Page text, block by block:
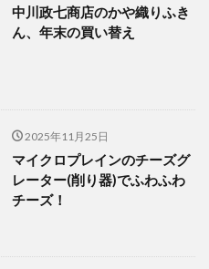
中川政七商店のかや織りふき
ん、年末の買い替え
2025年11月25日
マイクロプレインのチーズグ
レーター(削り器)でふわふわ
チーズ！